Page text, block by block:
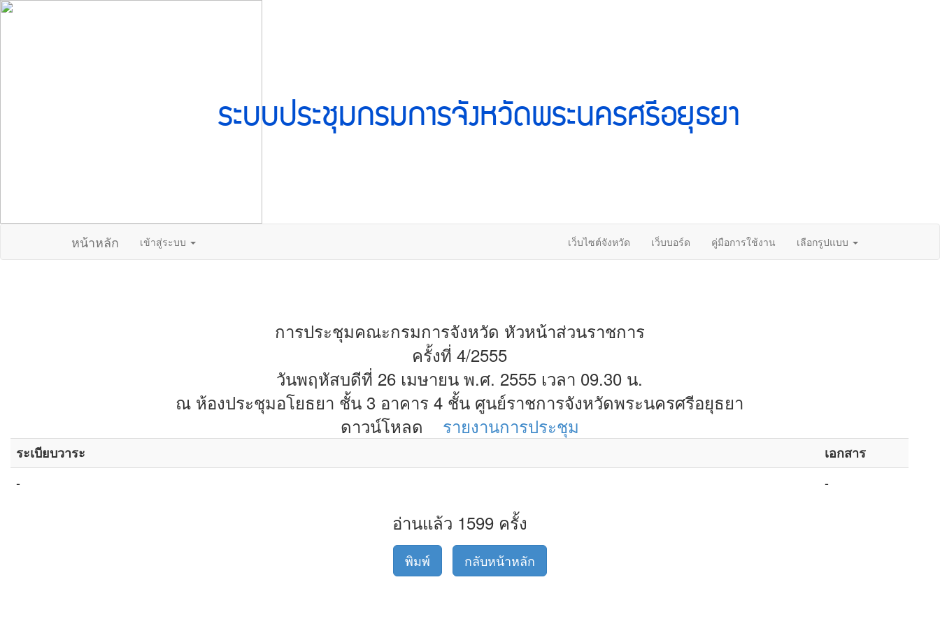
ระบบประชุมกรมการจังหวัดพระนครศรีอยุธยา
หน้าหลัก เข้าสู่ระบบ เว็บไซต์จังหวัด เว็บบอร์ด คู่มือการใช้งาน เลือกรูปแบบ
การประชุมคณะกรมการจังหวัด หัวหน้าส่วนราชการ
ครั้งที่ 4/2555
วันพฤหัสบดีที่ 26 เมษายน พ.ศ. 2555 เวลา 09.30 น.
ณ ห้องประชุมอโยธยา ชั้น 3 อาคาร 4 ชั้น ศูนย์ราชการจังหวัดพระนครศรีอยุธยา
ดาวน์โหลด
รายงานการประชุม
ระเบียบวาระ
เอกสาร
-
-
อ่านแล้ว 1599 ครั้ง
พิมพ์ กลับหน้าหลัก